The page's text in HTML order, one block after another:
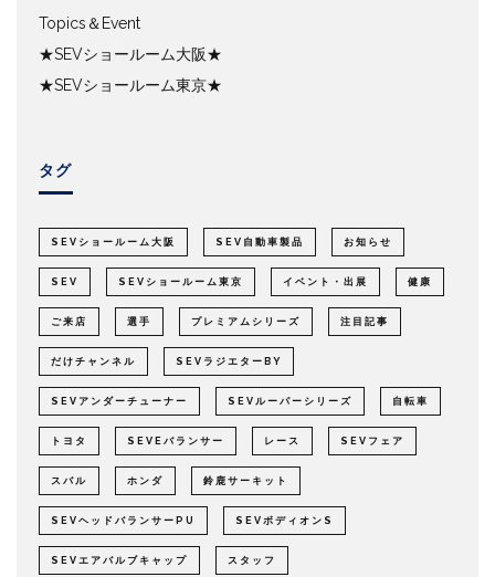
Topics＆Event
★SEVショールーム大阪★
★SEVショールーム東京★
タグ
SEVショールーム大阪 SEV自動車製品 お知らせ
SEV SEVショールーム東京 イベント・出展 健康
ご来店 選手 プレミアムシリーズ 注目記事
だけチャンネル SEVラジエターBY
SEVアンダーチューナー SEVルーパーシリーズ 自転車
トヨタ SEVEバランサー レース SEVフェア
スバル ホンダ 鈴鹿サーキット
SEVヘッドバランサーPU SEVボディオンS
SEVエアバルブキャップ スタッフ